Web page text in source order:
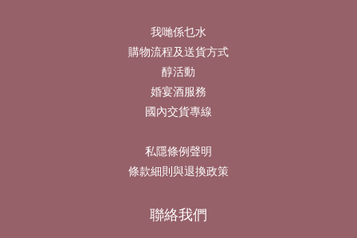
我哋係乜水
購物流程及送貨方式
醇活動
婚宴酒服務
國內交貨專線
私隱條例聲明
條款細則與退換政策
聯絡我們